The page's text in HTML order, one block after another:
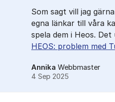
Som sagt vill jag
egna länkar till våra
spela dem i Heos.
HEOS: problem med
Annika Webbmaster
4 Sep 2025